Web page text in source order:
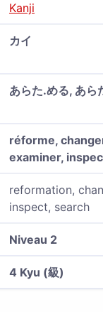
Kanji
カイ
あらた.める, あら
réforme,
examiner,
reformation,
inspect, search
Niveau 2
4 Kyu (級)